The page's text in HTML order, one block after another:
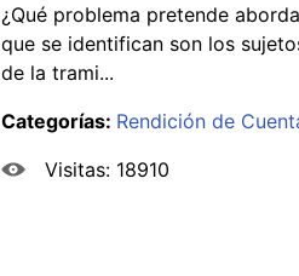
¿Qué problema pretende
que se identifican son los
de la trami...
Categorías: Rendición de
Visitas: 18910